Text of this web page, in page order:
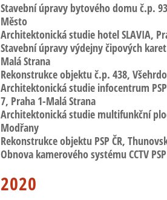
Stavební úpravy bytového domu č.p.
Město
Architektonická studie hotel SLAVIA,
Stavební úpravy výdejny čipových karet
Malá Strana
Rekonstrukce objektu č.p. 438,
Architektonická studie infocentrum PSP
7, Praha 1-Malá Strana
Architektonická studie multifunkční
Modřany
Rekonstrukce objektu PSP ČR,
Obnova kamerového systému CCTV PSP
2020